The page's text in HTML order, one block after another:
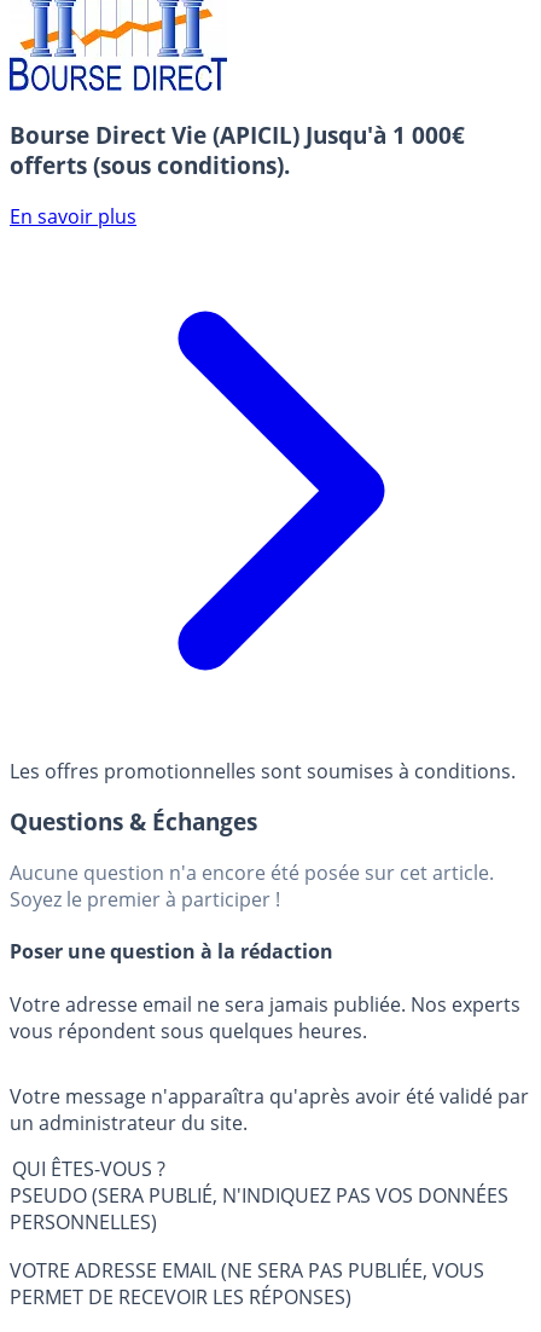
Bourse Direct Vie (APICIL) Jusqu'à 1 000€
offerts (sous conditions).
En savoir plus
Les offres promotionnelles sont soumises à conditions.
Questions & Échanges
Aucune question n'a encore été posée sur cet article.
Soyez le premier à participer !
Poser une question à la rédaction
Votre adresse email ne sera jamais publiée. Nos experts
vous répondent sous quelques heures.
Votre message n'apparaîtra qu'après avoir été validé par
un administrateur du site.
QUI ÊTES-VOUS ?
PSEUDO (SERA PUBLIÉ, N'INDIQUEZ PAS VOS DONNÉES
PERSONNELLES)
VOTRE ADRESSE EMAIL (NE SERA PAS PUBLIÉE, VOUS
PERMET DE RECEVOIR LES RÉPONSES)